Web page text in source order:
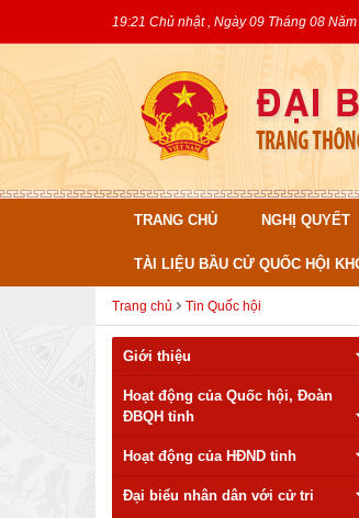
19:21 Chủ nhật , Ngày 09 Tháng 08
TRANG CHỦ NGHỊ QUYẾT
TÀI LIỆU BẦU CỬ QUỐC HỘI
Trang chủ Tin Quốc hội
Giới thiệu
Hoạt động của Quốc hội, Đoàn
ĐBQH tỉnh
Hoạt động của HĐND tỉnh
Đại biểu nhân dân với cử tri